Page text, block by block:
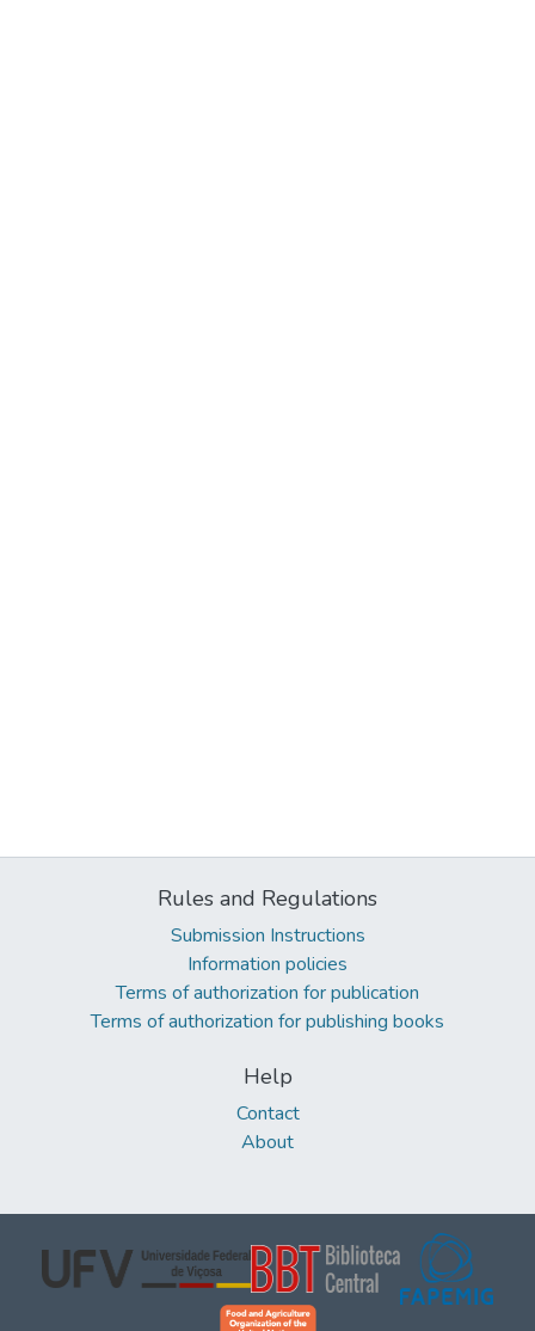
Rules and Regulations
Submission Instructions
Information policies
Terms of authorization for publication
Terms of authorization for publishing books
Help
Contact
About